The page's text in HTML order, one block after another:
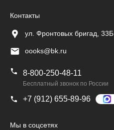
Контакты
ул. Фронтовых бригад, 33Б
oooks@bk.ru
8-800-250-48-11
Бесплатный звонок по России
+7 (912) 655-89-96
Мы в соцсетях